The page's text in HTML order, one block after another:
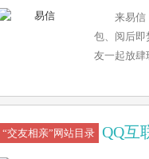
来易信
包、阅后即
友一起放肆
“交友相亲”网站目录 QQ互